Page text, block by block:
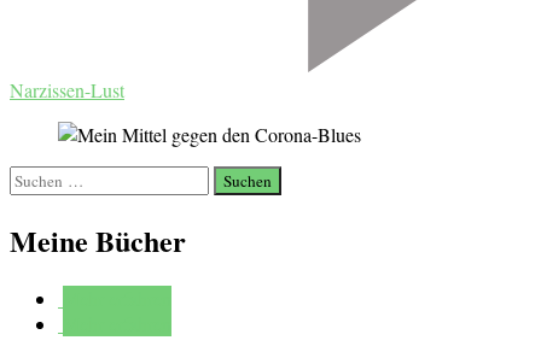
Narzissen-Lust
Suchen
nach:
Meine Bücher